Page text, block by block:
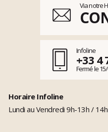
Via notre
Infoline
+33 4
Fermé le
Horaire Infoline
Lundi au Vendredi 9h-13h /